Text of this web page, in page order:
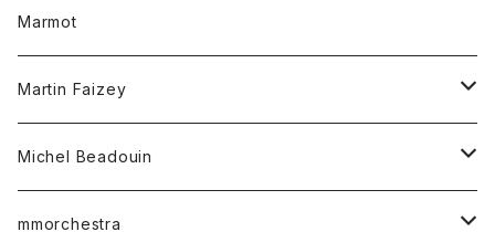
ベスト
ポロシャツ
ロングスリーブTシャツ
Tシャツ
トップス
Tシャツ
Marmot
Martin Faizey
ベルト
Michel Beadouin
トップス
mmorchestra